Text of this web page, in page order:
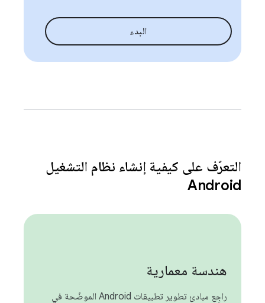
البدء
التعرّف على كيفية إنشاء نظام التشغيل
Android
هندسة معمارية
راجِع مبادئ تطوير تطبيقات Android الموضّحة في